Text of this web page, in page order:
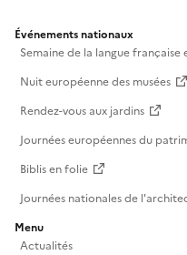
Événements nationaux
Semaine de la langue
Nuit européenne des musées
Rendez-vous aux jardins
Journées européennes du
Biblis en folie
Journées nationales de
Menu
Actualités